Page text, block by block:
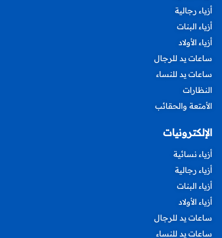
أزياء رجالية
أزياء البنات
أزياء الأولاد
ساعات يد للرجال
ساعات يد للنساء
النظارات
الأمتعة والحقائب
الإلكترونيات
أزياء نسائية
أزياء رجالية
أزياء البنات
أزياء الأولاد
ساعات يد للرجال
ساعات يد للنساء